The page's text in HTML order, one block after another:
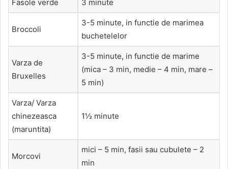
Fasole verde 3 minute
Broccoli
3-5 minute, in functie de marimea
buchetelelor
Varza de
Bruxelles
3-5 minute, in functie de marime
(mica – 3 min, medie – 4 min, mare –
5 min)
Varza/ Varza
chinezeasca
(maruntita)
1½ minute
Morcovi
mici – 5 min, fasii sau cubulete – 2
min